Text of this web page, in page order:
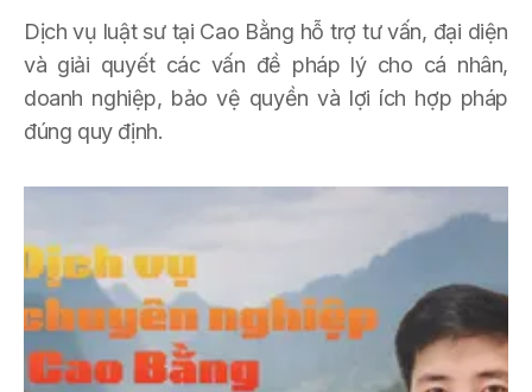
Dịch vụ luật sư tại Cao Bằng hỗ trợ tư vấn, đại diện
và giải quyết các vấn đề pháp lý cho cá nhân,
doanh nghiệp, bảo vệ quyền và lợi ích hợp pháp
đúng quy định.